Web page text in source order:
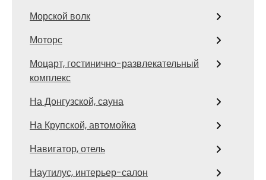
Морской волк
Моторс
Моцарт, гостинично-развлекательный
комплекс
На Донгузской, сауна
На Крупской, автомойка
Навигатор, отель
Наутилус, интерьер-салон